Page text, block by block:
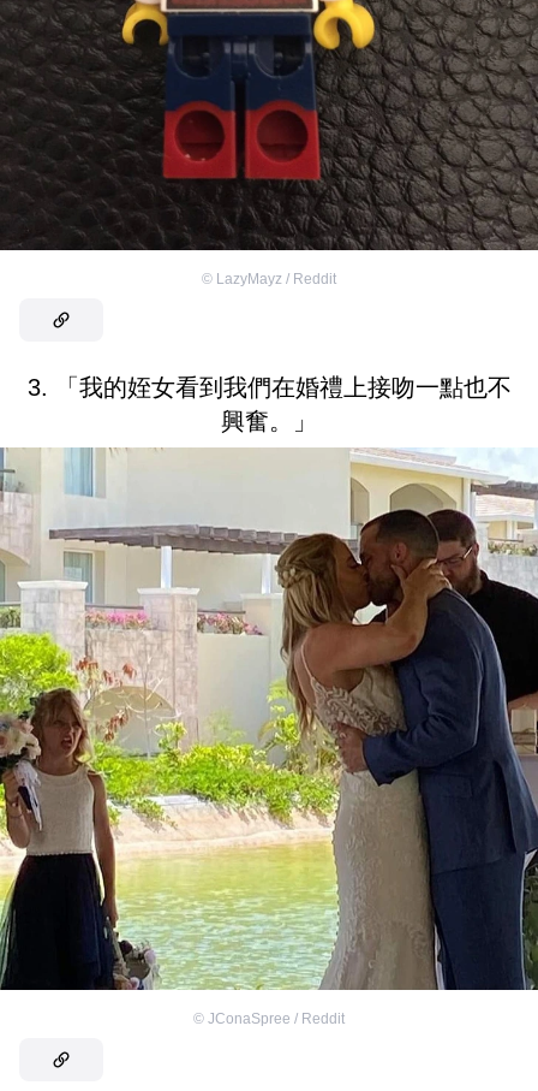
© LazyMayz / Reddit
3. 「我的姪女看到我們在婚禮上接吻一點也不
興奮。」
© JConaSpree / Reddit